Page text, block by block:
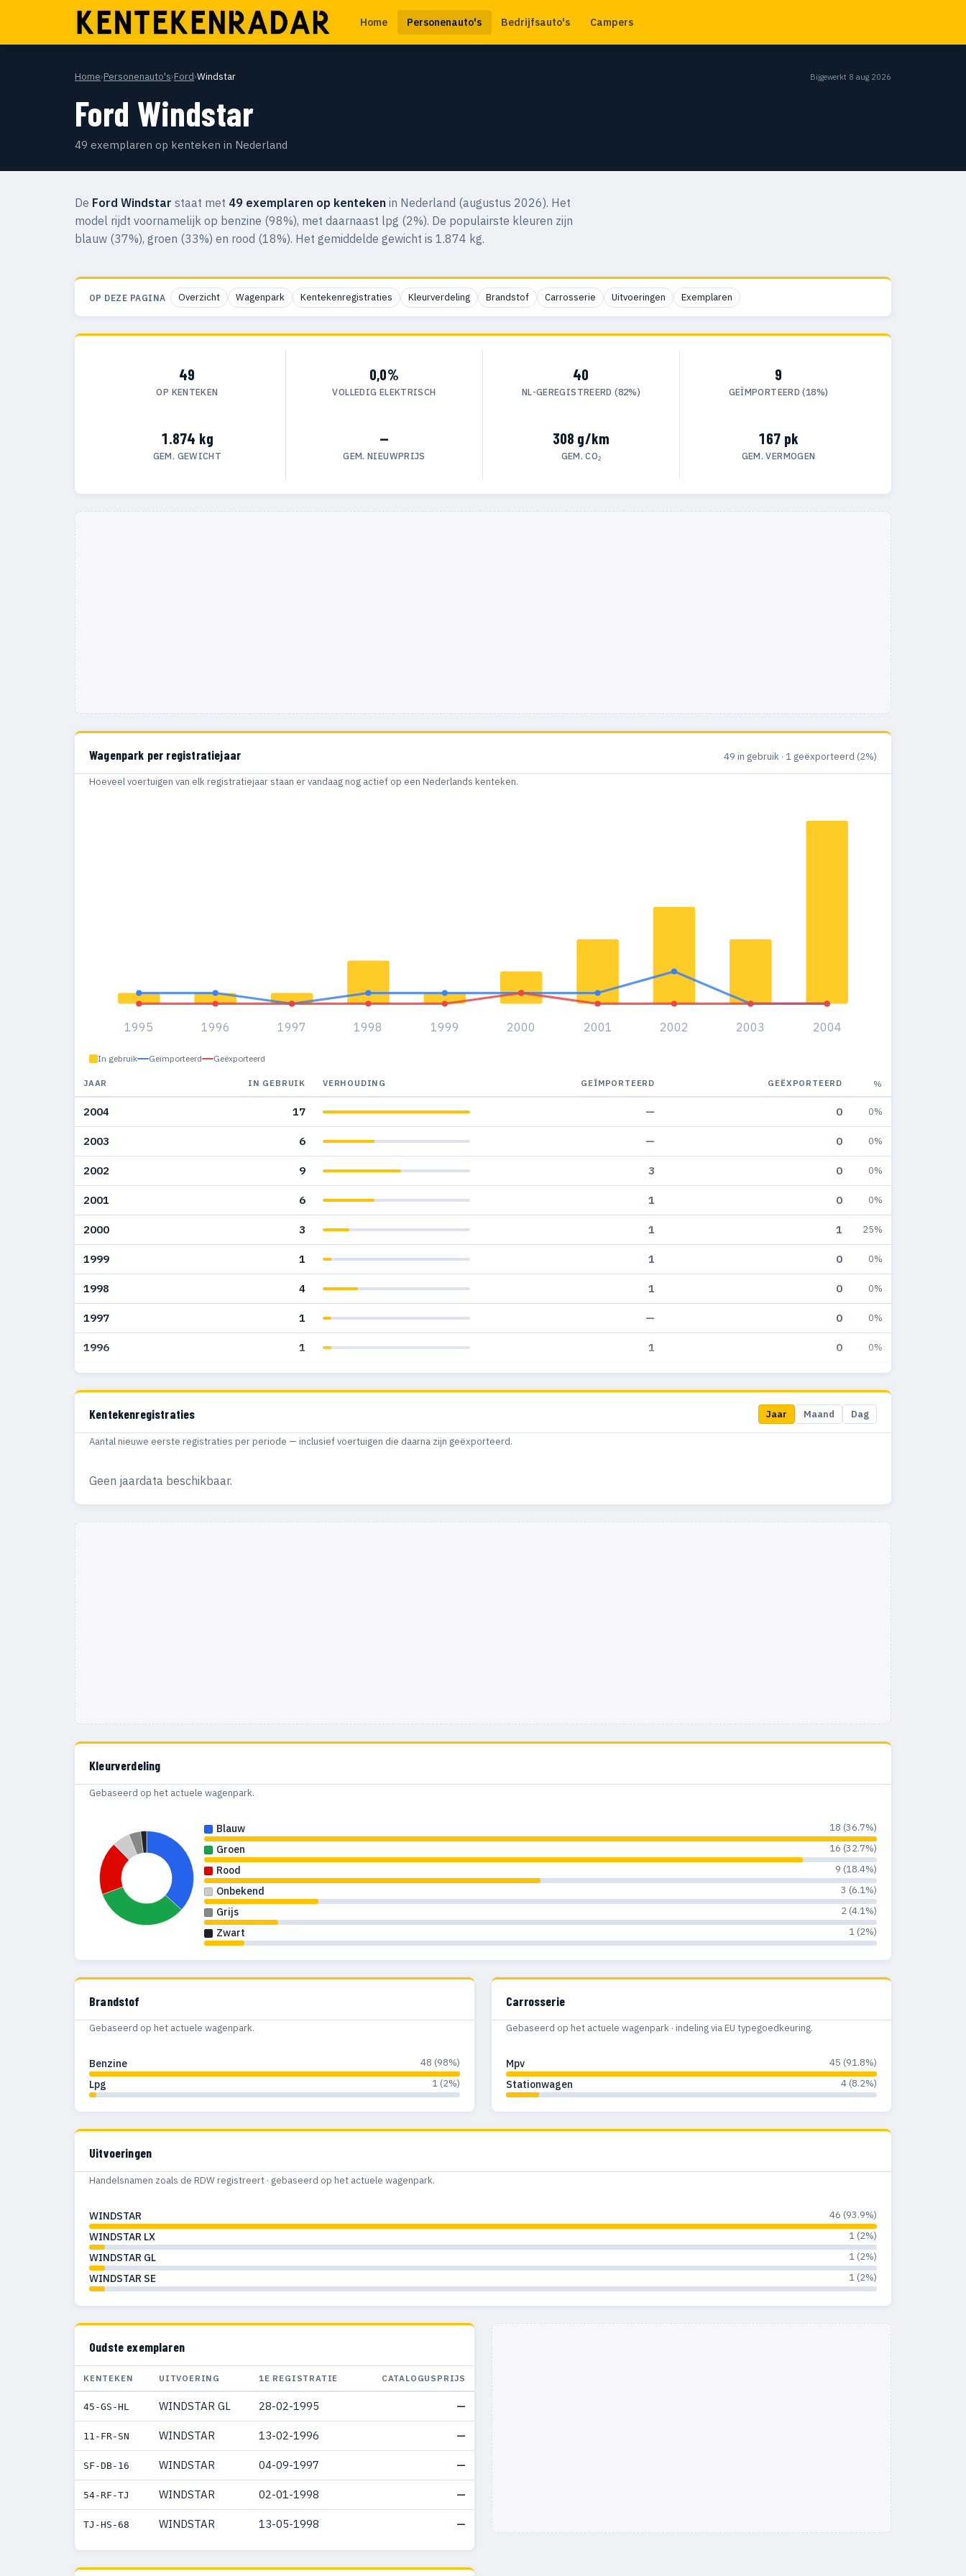
Home Personenauto's Bedrijfsauto's Campers
Home›Personenauto's›Ford›Windstar Bijgewerkt 8 aug 2026
Ford Windstar
49 exemplaren op kenteken in Nederland
De Ford Windstar staat met 49 exemplaren op kenteken in Nederland (augustus 2026). Het
model rijdt voornamelijk op benzine (98%), met daarnaast lpg (2%). De populairste kleuren zijn
blauw (37%), groen (33%) en rood (18%). Het gemiddelde gewicht is 1.874 kg.
OP DEZE PAGINA Overzicht Wagenpark Kentekenregistraties Kleurverdeling Brandstof Carrosserie Uitvoeringen Exemplaren
49
OP KENTEKEN
0,0%
VOLLEDIG ELEKTRISCH
40
NL-GEREGISTREERD (82%)
9
GEÏMPORTEERD (18%)
1.874 kg
GEM. GEWICHT
—
GEM. NIEUWPRIJS
308 g/km
GEM. CO₂
167 pk
GEM. VERMOGEN
Wagenpark per registratiejaar 49 in gebruik · 1 geëxporteerd (2%)
Hoeveel voertuigen van elk registratiejaar staan er vandaag nog actief op een Nederlands kenteken.
1995 1996 1997 1998 1999 2000 2001 2002 2003 2004
In gebruik Geïmporteerd Geëxporteerd
JAAR IN GEBRUIK VERHOUDING GEÏMPORTEERD GEËXPORTEERD %
2004 17 — 0 0%
2003 6 — 0 0%
2002 9 3 0 0%
2001 6 1 0 0%
2000 3 1 1 25%
1999 1 1 0 0%
1998 4 1 0 0%
1997 1 — 0 0%
1996 1 1 0 0%
1995 1 1 0
Kentekenregistraties Jaar Maand Dag
Aantal nieuwe eerste registraties per periode — inclusief voertuigen die daarna zijn geëxporteerd.
Geen jaardata beschikbaar.
Kleurverdeling
Gebaseerd op het actuele wagenpark.
Blauw 18 (36.7%)
Groen 16 (32.7%)
Rood 9 (18.4%)
Onbekend 3 (6.1%)
Grijs 2 (4.1%)
Zwart 1 (2%)
Brandstof
Gebaseerd op het actuele wagenpark.
Benzine 48 (98%)
Lpg 1 (2%)
Carrosserie
Gebaseerd op het actuele wagenpark · indeling via EU typegoedkeuring.
Mpv 45 (91.8%)
Stationwagen 4 (8.2%)
Uitvoeringen
Handelsnamen zoals de RDW registreert · gebaseerd op het actuele wagenpark.
WINDSTAR 46 (93.9%)
WINDSTAR LX 1 (2%)
WINDSTAR GL 1 (2%)
WINDSTAR SE 1 (2%)
Oudste exemplaren
KENTEKEN UITVOERING 1E REGISTRATIE CATALOGUSPRIJS
45-GS-HL WINDSTAR GL 28-02-1995 —
11-FR-SN WINDSTAR 13-02-1996 —
SF-DB-16 WINDSTAR 04-09-1997 —
54-RF-TJ WINDSTAR 02-01-1998 —
TJ-HS-68 WINDSTAR 13-05-1998 —